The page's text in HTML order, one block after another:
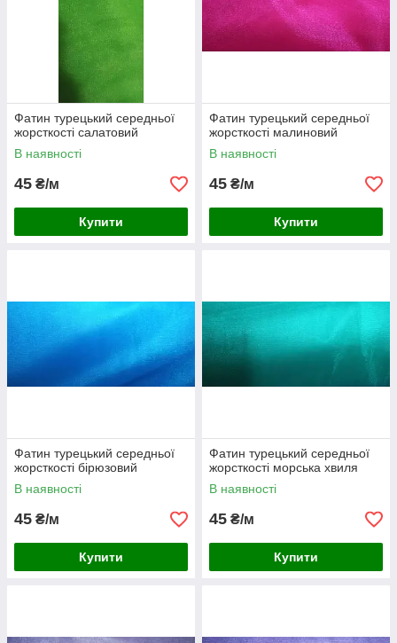
Фатин турецький середньої
жорсткості салатовий
В наявності
45 ₴/м
Купити
Фатин турецький середньої
жорсткості малиновий
В наявності
45 ₴/м
Купити
Фатин турецький середньої
жорсткості бірюзовий
В наявності
45 ₴/м
Купити
Фатин турецький середньої
жорсткості морська хвиля
В наявності
45 ₴/м
Купити